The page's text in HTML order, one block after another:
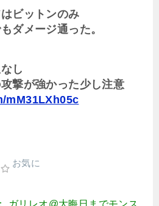
ビットンのみ
ダメージ通った。
し
撃が強かった少し注意
mM31LXh05c
お気に